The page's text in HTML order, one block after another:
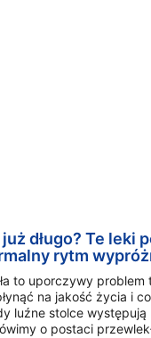
długo? Te leki
rytm
to uporczywy
na jakość życia i
luźne stolce
o postaci